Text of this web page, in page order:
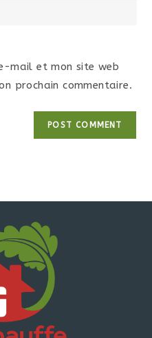
mail et mon site web
prochain commentaire.